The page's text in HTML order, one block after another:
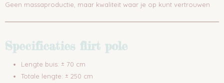
Geen massaproductie, maar kwaliteit waar je op kunt vertrouwen
Specificaties flirt pole
Lengte buis: ± 70 cm
Totale lengte: ± 250 cm